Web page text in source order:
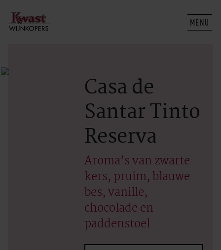
MENU
Casa de
Santar Tinto
Reserva
Aroma’s van zwarte
kers, pruim, blauwe
bes, vanille,
chocolade en
paddenstoel